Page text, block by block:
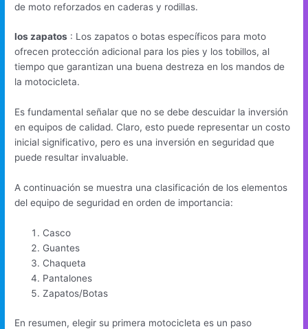
de moto reforzados en caderas y rodillas.
los zapatos : Los zapatos o botas específicos para moto
ofrecen protección adicional para los pies y los tobillos, al
tiempo que garantizan una buena destreza en los mandos de
la motocicleta.
Es fundamental señalar que no se debe descuidar la inversión
en equipos de calidad. Claro, esto puede representar un costo
inicial significativo, pero es una inversión en seguridad que
puede resultar invaluable.
A continuación se muestra una clasificación de los elementos
del equipo de seguridad en orden de importancia:
Casco
Guantes
Chaqueta
Pantalones
Zapatos/Botas
En resumen, elegir su primera motocicleta es un paso